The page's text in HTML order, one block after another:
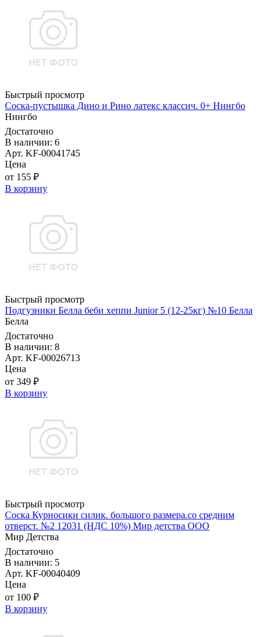
Быстрый просмотр
Соска-пустышка Дино и Рино латекс классич. 0+ Нингбо
Нингбо
Достаточно
В наличии: 6
Арт. KF-00041745
Цена
от 155 ₽
В корзину
Быстрый просмотр
Подгузники Белла беби хеппи Junior 5 (12-25кг) №10 Белла
Белла
Достаточно
В наличии: 8
Арт. KF-00026713
Цена
от 349 ₽
В корзину
Быстрый просмотр
Соска Курносики силик. большого размера.со средним
отверст. №2 12031 (НДС 10%) Мир детства ООО
Мир Детства
Достаточно
В наличии: 5
Арт. KF-00040409
Цена
от 100 ₽
В корзину